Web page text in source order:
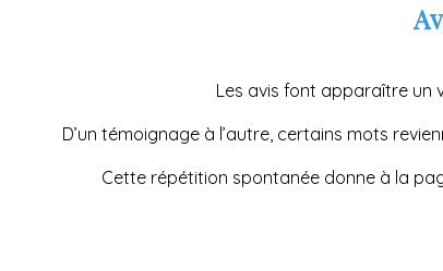
Les avis font apparaître un
D’un témoignage à l’autre, certains mots
Cette répétition spontanée donne à la